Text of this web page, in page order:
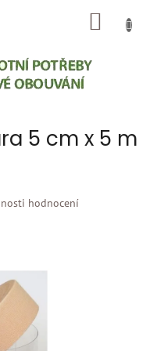
5 cm x 5 m
hodnocení